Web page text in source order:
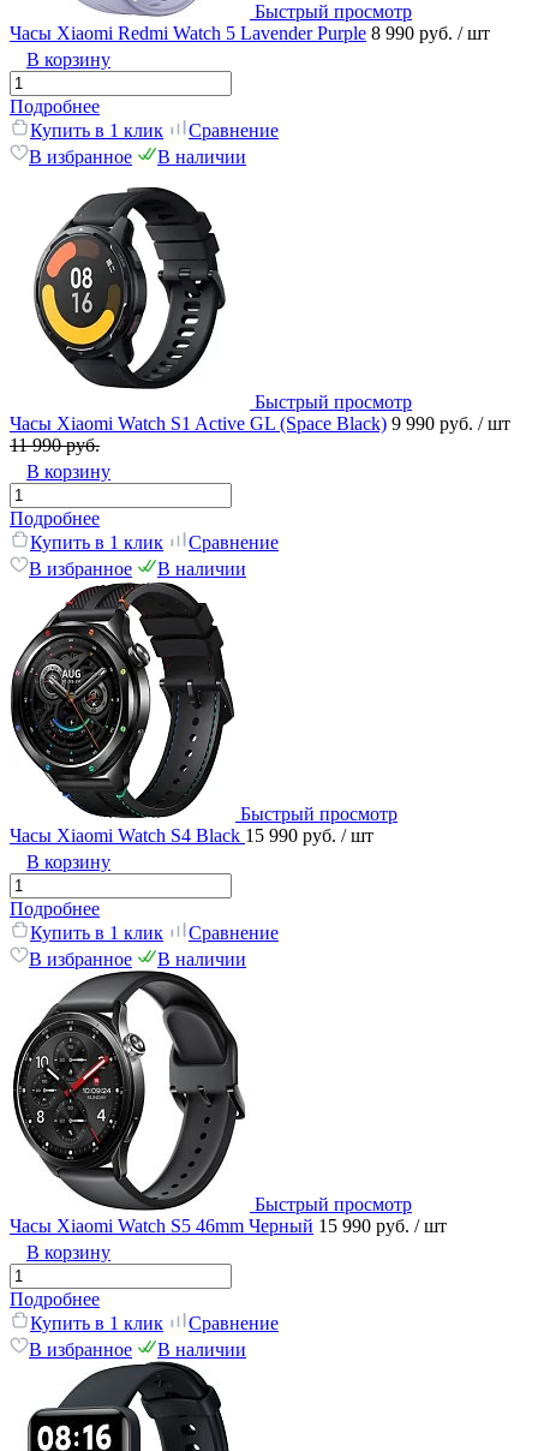
Быстрый просмотр
Часы Xiaomi Redmi Watch 5 Lavender Purple 8 990 руб. / шт
В корзину
Подробнее
Купить в 1 клик
Сравнение
В избранное
В наличии
Быстрый просмотр
Часы Xiaomi Watch S1 Active GL (Space Black) 9 990 руб. / шт
11 990 руб.
В корзину
Подробнее
Купить в 1 клик
Сравнение
В избранное
В наличии
Быстрый просмотр
Часы Xiaomi Watch S4 Black 15 990 руб. / шт
В корзину
Подробнее
Купить в 1 клик
Сравнение
В избранное
В наличии
Быстрый просмотр
Часы Xiaomi Watch S5 46mm Черный 15 990 руб. / шт
В корзину
Подробнее
Купить в 1 клик
Сравнение
В избранное
В наличии